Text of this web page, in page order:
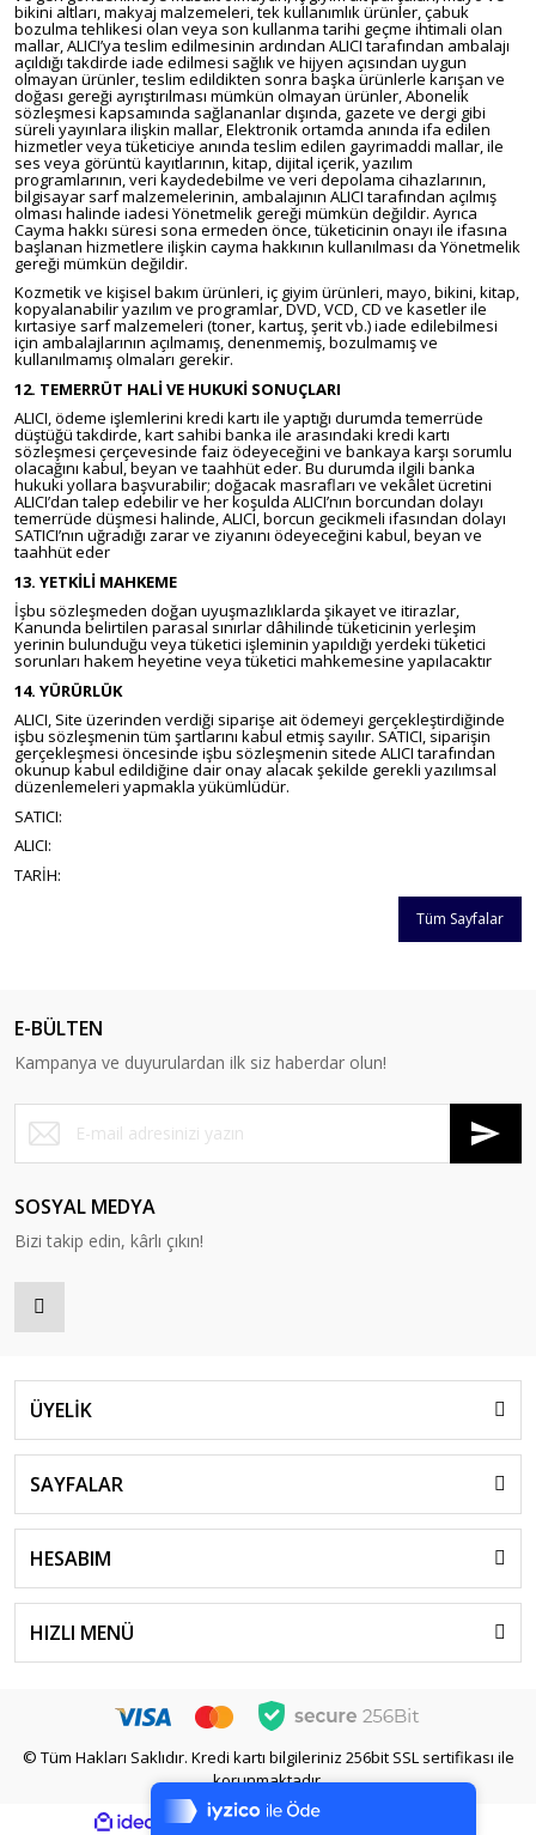
7/24 Canlı Destek
%100 Sorunsuz Alışveriş
bikini altları, makyaj malzemeleri, tek kullanımlık ürünler, çabuk
bozulma tehlikesi olan veya son kullanma tarihi geçme ihtimali olan
mallar, ALICI’ya teslim edilmesinin ardından ALICI tarafından ambalajı
açıldığı takdirde iade edilmesi sağlık ve hijyen açısından uygun
olmayan ürünler, teslim edildikten sonra başka ürünlerle karışan ve
doğası gereği ayrıştırılması mümkün olmayan ürünler, Abonelik
sözleşmesi kapsamında sağlananlar dışında, gazete ve dergi gibi
süreli yayınlara ilişkin mallar, Elektronik ortamda anında ifa edilen
hizmetler veya tüketiciye anında teslim edilen gayrimaddi mallar, ile
ses veya görüntü kayıtlarının, kitap, dijital içerik, yazılım
programlarının, veri kaydedebilme ve veri depolama cihazlarının,
bilgisayar sarf malzemelerinin, ambalajının ALICI tarafından açılmış
olması halinde iadesi Yönetmelik gereği mümkün değildir. Ayrıca
Cayma hakkı süresi sona ermeden önce, tüketicinin onayı ile ifasına
başlanan hizmetlere ilişkin cayma hakkının kullanılması da Yönetmelik
gereği mümkün değildir.
Kozmetik ve kişisel bakım ürünleri, iç giyim ürünleri, mayo, bikini, kitap,
kopyalanabilir yazılım ve programlar, DVD, VCD, CD ve kasetler ile
kırtasiye sarf malzemeleri (toner, kartuş, şerit vb.) iade edilebilmesi
için ambalajlarının açılmamış, denenmemiş, bozulmamış ve
kullanılmamış olmaları gerekir.
12. TEMERRÜT HALİ VE HUKUKİ SONUÇLARI
ALICI, ödeme işlemlerini kredi kartı ile yaptığı durumda temerrüde
düştüğü takdirde, kart sahibi banka ile arasındaki kredi kartı
sözleşmesi çerçevesinde faiz ödeyeceğini ve bankaya karşı sorumlu
olacağını kabul, beyan ve taahhüt eder. Bu durumda ilgili banka
hukuki yollara başvurabilir; doğacak masrafları ve vekâlet ücretini
ALICI’dan talep edebilir ve her koşulda ALICI’nın borcundan dolayı
temerrüde düşmesi halinde, ALICI, borcun gecikmeli ifasından dolayı
SATICI’nın uğradığı zarar ve ziyanını ödeyeceğini kabul, beyan ve
taahhüt eder
13. YETKİLİ MAHKEME
İşbu sözleşmeden doğan uyuşmazlıklarda şikayet ve itirazlar,
Kanunda belirtilen parasal sınırlar dâhilinde tüketicinin yerleşim
yerinin bulunduğu veya tüketici işleminin yapıldığı yerdeki tüketici
sorunları hakem heyetine veya tüketici mahkemesine yapılacaktır
14. YÜRÜRLÜK
ALICI, Site üzerinden verdiği siparişe ait ödemeyi gerçekleştirdiğinde
işbu sözleşmenin tüm şartlarını kabul etmiş sayılır. SATICI, siparişin
gerçekleşmesi öncesinde işbu sözleşmenin sitede ALICI tarafından
okunup kabul edildiğine dair onay alacak şekilde gerekli yazılımsal
düzenlemeleri yapmakla yükümlüdür.
SATICI:
ALICI:
TARİH:
Tüm Sayfalar
E-BÜLTEN
Kampanya ve duyurulardan ilk siz haberdar olun!
SOSYAL MEDYA
Bizi takip edin, kârlı çıkın!
ÜYELİK
SAYFALAR
HESABIM
HIZLI MENÜ
© Tüm Hakları Saklıdır. Kredi kartı bilgileriniz 256bit SSL sertifikası ile
korunmaktadır.
ideasoft